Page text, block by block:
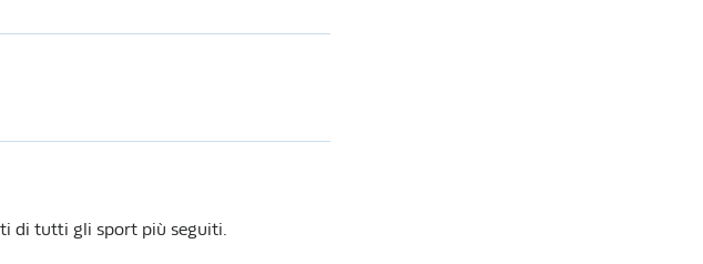
di tutti gli sport più seguiti.